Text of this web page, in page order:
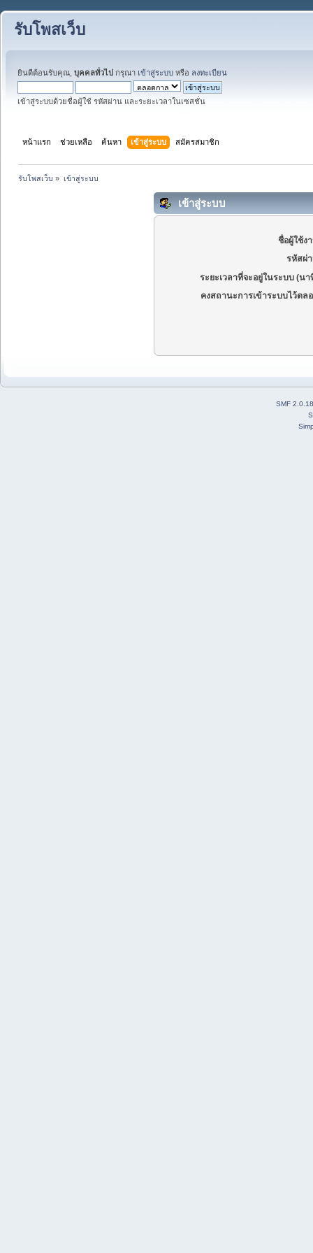
รับโพสเว็บ
ยินดีต้อนรับคุณ, บุคคลทั่วไป กรุณา เข้าสู่ระบบ หรือ ลงทะเบียน
เข้าสู่ระบบด้วยชื่อผู้ใช้ รหัสผ่าน และระยะเวลาในเซสชั่น
หน้าแรก ช่วยเหลือ ค้นหา เข้าสู่ระบบ สมัครสมาชิก
รับโพสเว็บ » เข้าสู่ระบบ
เข้าสู่ระบบ
ชื่อผู้ใช้ง
รหัสผ่
ระยะเวลาที่จะอยู่ในระบบ (นา
คงสถานะการเข้าระบบไว้ตล
SMF 2.0.18